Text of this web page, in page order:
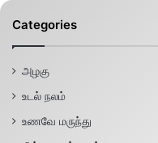
Categories
அழகு
உடல் நலம்
உணவே மருந்து